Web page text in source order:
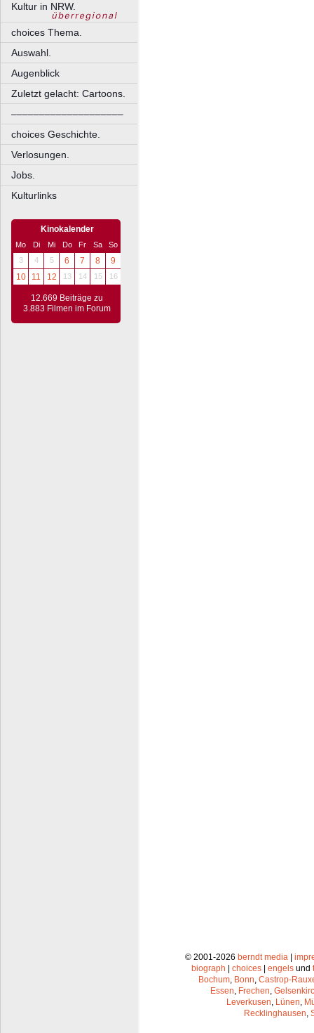
Kultur in NRW.
choices Thema.
Auswahl.
Augenblick
Zuletzt gelacht: Cartoons.
––––––––––––––––––––
choices Geschichte.
Verlosungen.
Jobs.
Kulturlinks
Kinokalender
Mo Di Mi Do Fr Sa
So
3
4 5 6 7 8
9
10
11 12 13 14 15 16
12.669 Beiträge zu
3.883 Filmen im Forum
© 2001-2026 berndt media |
biograph | choices | engels und
Bochum Bonn Castrop-
Essen Frechen
Leverkusen Lünen
Recklinghausen